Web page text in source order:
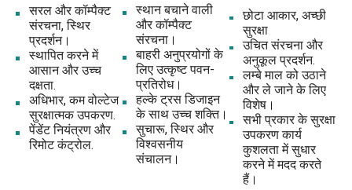
प्रमाणित गुणवत्ता
सरल और कॉम्पैक्ट
संरचना, स्थिर
प्रदर्शन।
स्थापित करने में
आसान और उच्च
दक्षता.
अधिभार, कम वोल्टेज
सुरक्षात्मक उपकरण.
पेंडेंट नियंत्रण और
रिमोट कंट्रोल.
स्थान बचाने वाली
और कॉम्पैक्ट
संरचना।
बाहरी अनुप्रयोगों के
लिए उत्कृष्ट पवन-
प्रतिरोध।
हल्के ट्रस डिजाइन
के साथ उच्च शक्ति।
सुचारू, स्थिर और
विश्वसनीय
संचालन।
छोटा आकार, अच्छी
सुरक्षा
उचित संरचना और
अनुकूल प्रदर्शन.
लम्बे माल को उठाने
और ले जाने के लिए
विशेष।
सभी प्रकार के सुरक्षा
उपकरण कार्य
कुशलता में सुधार
करने में मदद करते
हैं।